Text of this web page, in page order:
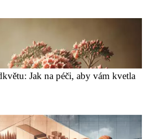
Jak na péči, aby vám kvetla